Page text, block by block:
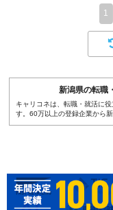
1
新潟県の転職
キャリコネは、転職・就活に
す。60万以上の登録企業から